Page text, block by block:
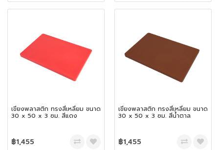
เขียงพลาสติก ทรงสี่เหลี่ยม ขนาด
30 x 50 x 3 ซม. สีแดง
฿1,455
เขียงพลาสติก ทรงสี่เหลี่ยม ขนาด
30 x 50 x 3 ซม. สีน้ำตาล
฿1,455